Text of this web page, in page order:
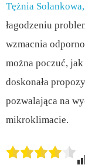
Tężnia
łagodzeniu
wzmacnia
można poczuć,
doskonała
pozwalająca na
mikroklimacie.